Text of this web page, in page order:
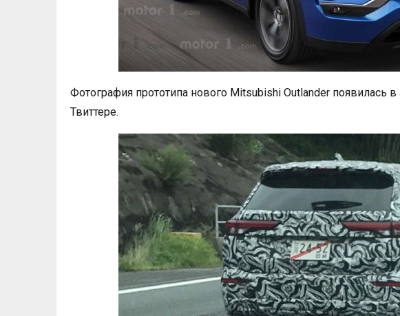
Фотография прототипа нового Mitsubishi Outlander появилась в
Твиттере.